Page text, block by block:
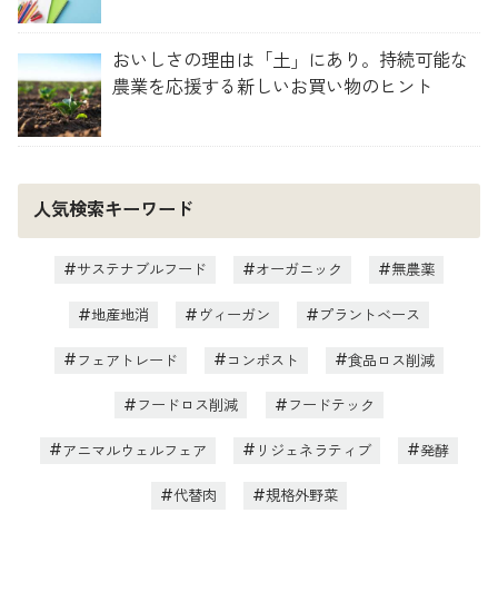
おいしさの理由は「土」にあり。持続可能な
農業を応援する新しいお買い物のヒント
人気検索キーワード
サステナブルフード オーガニック 無農薬
地産地消 ヴィーガン プラントベース
フェアトレード コンポスト 食品ロス削減
フードロス削減 フードテック
アニマルウェルフェア リジェネラティブ 発酵
代替肉 規格外野菜